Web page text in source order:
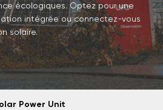
écologiques. Optez pour une
intégrée ou connectez-vous
solaire.
Power Unit